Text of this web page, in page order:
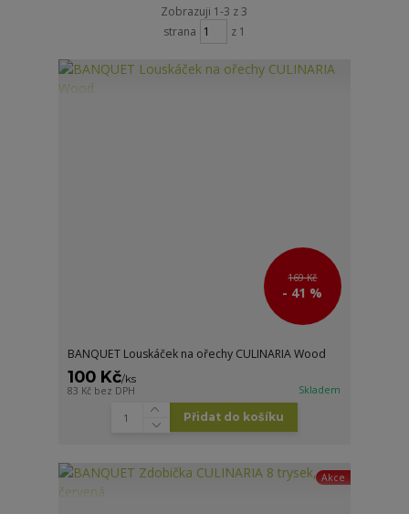
Zobrazuji 1-3 z 3
strana
z 1
169 Kč
- 41 %
BANQUET Louskáček na ořechy CULINARIA Wood
100 Kč/ks
83 Kč bez DPH Skladem
Přidat do košíku
Akce